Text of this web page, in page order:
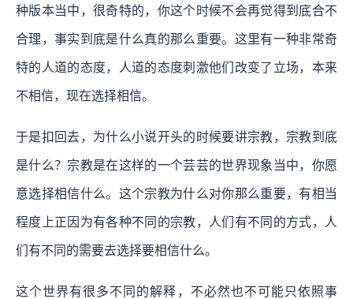
种版本当中，很奇特的，你这个时候不会再觉得到底合不
合理，事实到底是什么真的那么重要。这里有一种非常奇
特的人道的态度，人道的态度刺激他们改变了立场，本来
不相信，现在选择相信。
于是扣回去，为什么小说开头的时候要讲宗教，宗教到底
是什么？宗教是在这样的一个芸芸的世界现象当中，你愿
意选择相信什么。这个宗教为什么对你那么重要，有相当
程度上正因为有各种不同的宗教，人们有不同的方式，人
们有不同的需要去选择要相信什么。
这个世界有很多不同的解释，不必然也不可能只依照事